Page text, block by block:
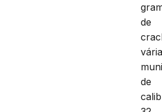
de
de